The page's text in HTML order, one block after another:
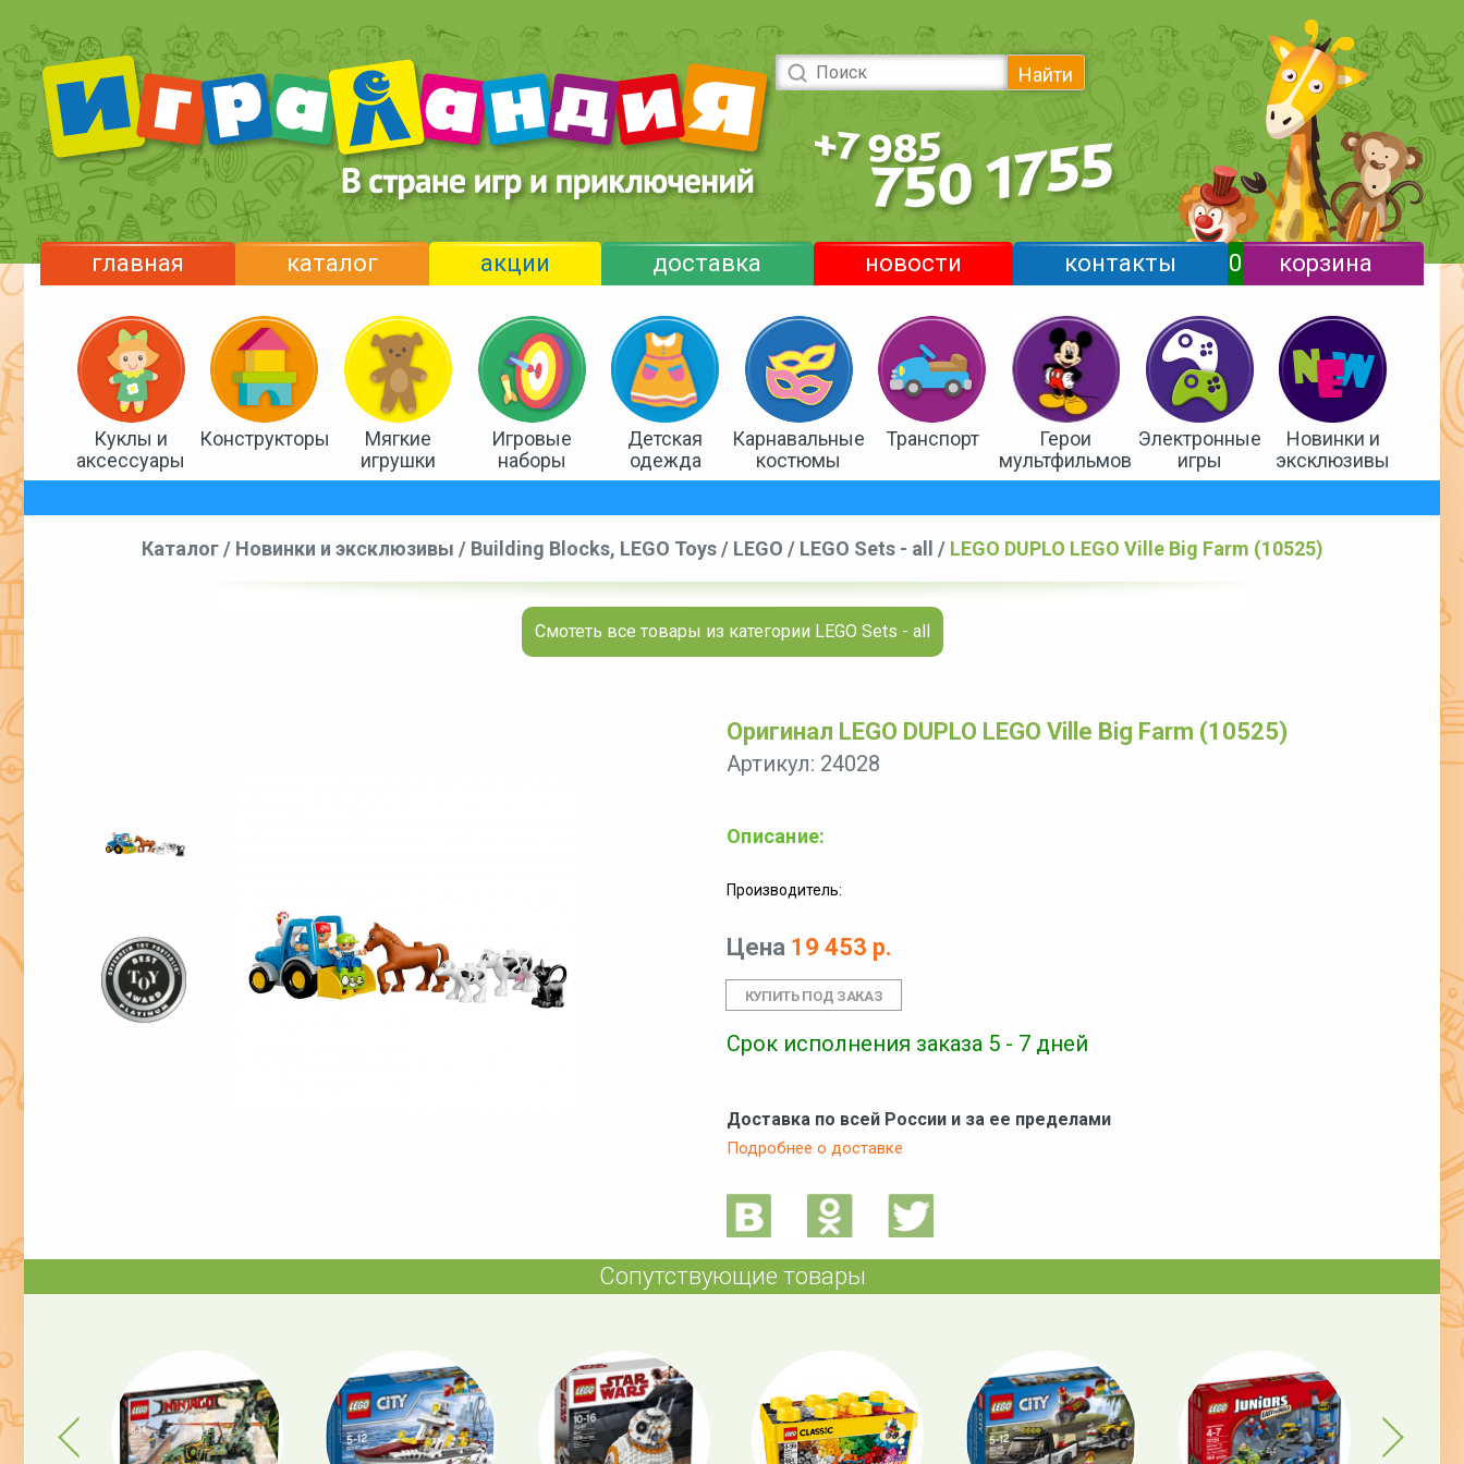
Найти
главная каталог акции доставка новости контакты 0 корзина
Куклы и
аксессуары
Конструкторы
Мягкие
игрушки
Игровые
наборы
Детская
одежда
Карнавальные
костюмы
Транспорт
Герои
мультфильмов
Электронные
игры
Новинки и
эксклюзивы
Каталог/ Новинки и эксклюзивы / Building Blocks, LEGO Toys/ LEGO / LEGO Sets - all / LEGO DUPLO LEGO Ville Big Farm (10525)
Смотеть все товары из категории LEGO Sets - all
Оригинал LEGO DUPLO LEGO Ville Big Farm (10525)
Артикул: 24028
Описание:
Производитель:
Цена 19 453 р.
Срок исполнения заказа 5 - 7 дней
Доставка по всей России и за ее пределами
Подробнее о доставке
Сопутствующие товары
Previous Next